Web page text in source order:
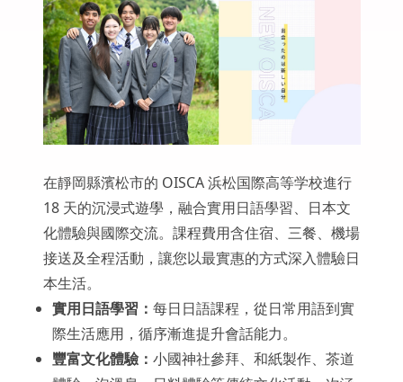
在靜岡縣濱松市的 OISCA 浜松国際高等学校進行
18 天的沉浸式遊學，融合實用日語學習、日本文
化體驗與國際交流。課程費用含住宿、三餐、機場
接送及全程活動，讓您以最實惠的方式深入體驗日
本生活。
實用日語學習：每日日語課程，從日常用語到實
際生活應用，循序漸進提升會話能力。
豐富文化體驗：小國神社參拜、和紙製作、茶道